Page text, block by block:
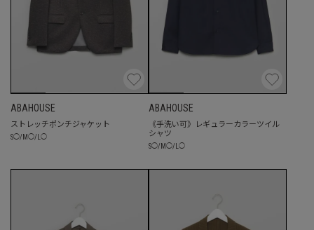
ABAHOUSE
ストレッチポンチジャケット
S◯/ M ◯/ ◯
ABAHOUSE
《手洗い可》レギュラーカラーツイル
シャツ
S◯/ M ◯/ ◯